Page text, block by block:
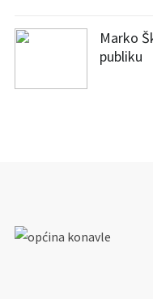
Marko
publiku